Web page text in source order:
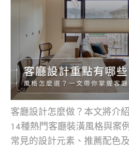
客廳設計怎麼做？本文將介
14種熱門客廳裝潢風格與案
常見的設計元素、推薦配色